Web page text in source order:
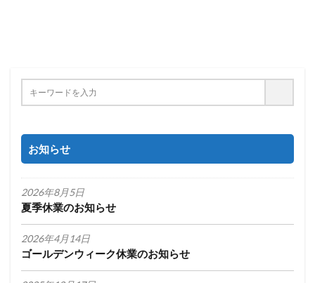
お知らせ
2026年8月5日
夏季休業のお知らせ
2026年4月14日
ゴールデンウィーク休業のお知らせ